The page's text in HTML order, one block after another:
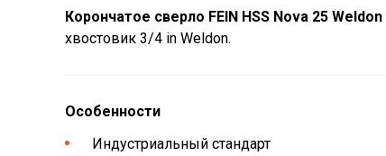
Корончатое сверло FEIN HSS Nova 25 Weldon
хвостовик 3/4 in Weldon.
Особенности
Индустриальный стандарт